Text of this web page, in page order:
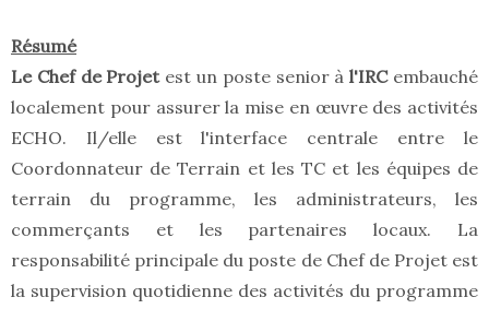
Résumé
Le Chef de Projetest un poste senior àl'IRC embauché
localement pour assurer la mise en œuvre des activités
ECHO. Il/elle est l'interface centrale entre le
Coordonnateur de Terrain et les TC et les équipes de
terrain du programme, les administrateurs, les
commerçants et les partenaires locaux. La
responsabilité principale du poste de Chef de Projet est
la supervision quotidienne des activités du programme